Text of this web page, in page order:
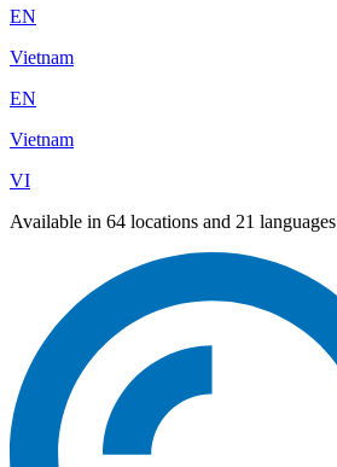
EN
Vietnam
EN
Vietnam
VI
Available in 64 locations and 21 languages